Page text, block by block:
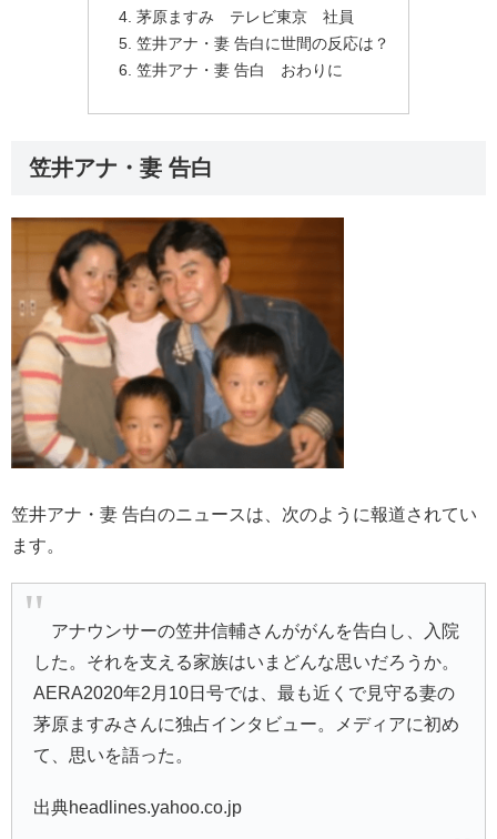
茅原ますみ テレビ東京 社員
笠井アナ・妻 告白に世間の反応は？
笠井アナ・妻 告白 おわりに
笠井アナ・妻 告白
笠井アナ・妻 告白のニュースは、次のように報道されてい
ます。
アナウンサーの笠井信輔さんががんを告白し、入院
した。それを支える家族はいまどんな思いだろうか。
AERA2020年2月10日号では、最も近くで見守る妻の
茅原ますみさんに独占インタビュー。メディアに初め
て、思いを語った。
出典headlines.yahoo.co.jp